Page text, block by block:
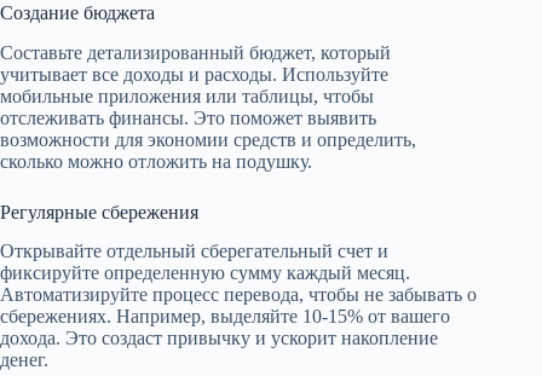
Создание бюджета
Составьте детализированный бюджет, который
учитывает все доходы и расходы. Используйте
мобильные приложения или таблицы, чтобы
отслеживать финансы. Это поможет выявить
возможности для экономии средств и определить,
сколько можно отложить на подушку.
Регулярные сбережения
Открывайте отдельный сберегательный счет и
фиксируйте определенную сумму каждый месяц.
Автоматизируйте процесс перевода, чтобы не забывать о
сбережениях. Например, выделяйте 10-15% от вашего
дохода. Это создаст привычку и ускорит накопление
денег.